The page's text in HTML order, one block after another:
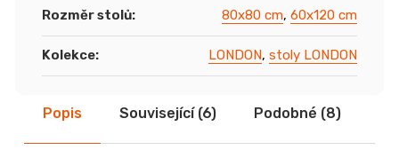
Rozměr stolů: 80x80 cm, 60x120 cm
Kolekce: LONDON, stoly LONDON
Popis Související (6) Podobné (8)